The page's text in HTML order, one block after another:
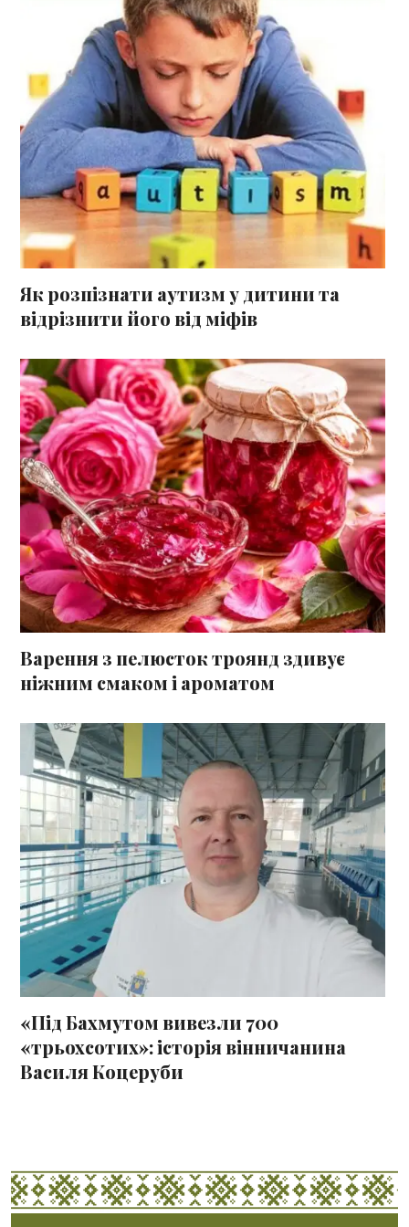
Як розпізнати аутизм у дитини та
відрізнити його від міфів
Варення з пелюсток троянд здивує
ніжним смаком і ароматом
«Під Бахмутом вивезли 700
«трьохсотих»: історія вінничанина
Василя Коцеруби